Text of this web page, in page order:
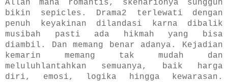
Allah maha romantis, skenarionya sungguh
bikin sepicles. Drama2 terlewati dengan
penuh keyakinan dilandasi karna dibalik
musibah pasti ada hikmah yang bisa
diambil. Dan memang benar adanya.
Kejadian
kemarin memang tak mudah dan
meluluhlantahkan semuanya, baik harga
diri, emosi, logika hingga kewarasan.